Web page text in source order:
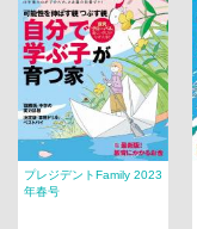
プレジデントFamily 2023
年春号